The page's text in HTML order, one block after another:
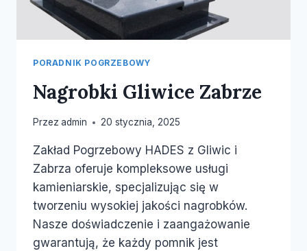
PORADNIK POGRZEBOWY
Nagrobki Gliwice Zabrze
Przez admin 20 stycznia, 2025
Zakład Pogrzebowy HADES z Gliwic i
Zabrza oferuje kompleksowe usługi
kamieniarskie, specjalizując się w
tworzeniu wysokiej jakości nagrobków.
Nasze doświadczenie i zaangażowanie
gwarantują, że każdy pomnik jest